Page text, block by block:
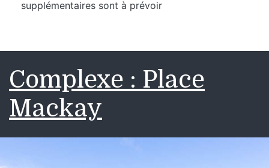
supplémentaires sont à prévoir
Complexe : Place
Mackay